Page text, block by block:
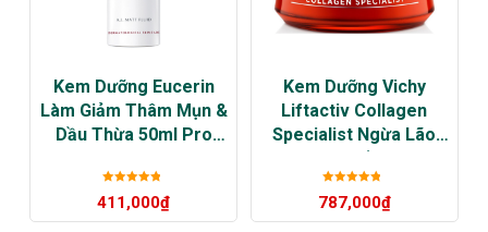
Kem Dưỡng Eucerin
Làm Giảm Thâm Mụn &
Dầu Thừa 50ml Pro
Fluid
hạng5sao
411,000₫
Kem Dưỡng Vichy
Liftactiv Collagen
Specialist Ngừa Lão
Ngày
hạng5sao
787,000₫